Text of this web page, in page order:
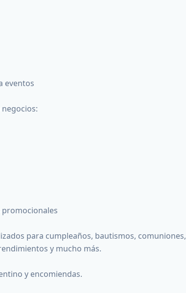
eventos
para cumpleaños, bautismos, comuniones,
y mucho más.
y encomiendas.